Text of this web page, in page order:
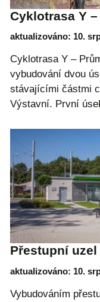
Cyklotrasa Y
aktualizováno: 10.
Cyklotrasa Y –
vybudování dvou
stávajícími částmi
Výstavní. První
Přestupní uzel
aktualizováno: 10.
Vybudováním